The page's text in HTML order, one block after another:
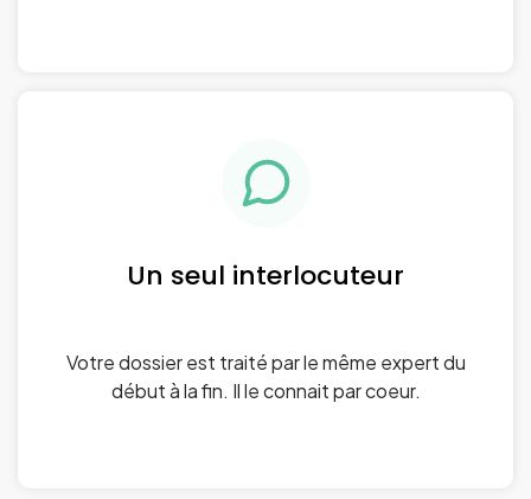
Un seul interlocuteur
Votre dossier est traité par le même expert du
début à la fin. Il le connait par coeur.